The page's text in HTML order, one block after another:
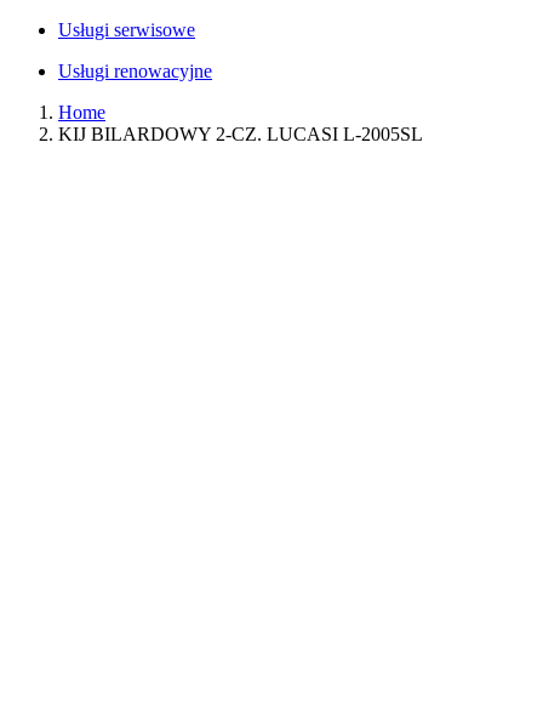
Usługi serwisowe
Usługi renowacyjne
Home
KIJ BILARDOWY 2-CZ. LUCASI L-2005SL